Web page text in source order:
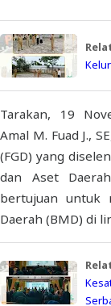
Tarakan, 19
Amal M. Fuad J.,
(FGD) yang
dan Aset
bertujuan untuk
Daerah (BMD) di